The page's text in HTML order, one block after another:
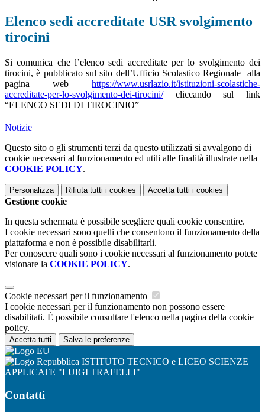
Elenco sedi accreditate USR svolgimento
tirocini
Si comunica che l’elenco sedi accreditate per lo svolgimento dei
tirocini, è pubblicato sul sito dell’Ufficio Scolastico Regionale alla
pagina web https://www.usrlazio.it/istituzioni-scolastiche-
accreditate-per-lo-svolgimento-dei-tirocini/cliccando sul link
“ELENCO SEDI DI TIROCINIO”
Notizie
Questo sito o gli strumenti terzi da questo utilizzati si avvalgono di
cookie necessari al funzionamento ed utili alle finalità illustrate nella
COOKIE POLICY.
Personalizza Rifiuta tutti i cookies Accetta tutti i cookies
Gestione cookie
In questa schermata è possibile scegliere quali cookie consentire.
I cookie necessari sono quelli che consentono il funzionamento della
piattaforma e non è possibile disabilitarli.
Per conoscere quali sono i cookie necessari al funzionamento potete
visionare la COOKIE POLICY.
Cookie necessari per il funzionamento
I cookie necessari per il funzionamento non possono essere
disabilitati. È possibile consultare l'elenco nella pagina della cookie
policy.
Accetta tutti Salva le preferenze
ISTITUTO TECNICO e LICEO SCIENZE
APPLICATE "LUIGI TRAFELLI"
Contatti